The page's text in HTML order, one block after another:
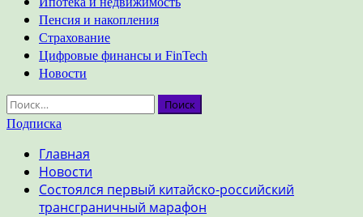
Пенсия и накопления
Страхование
Цифровые финансы и FinTech
Новости
Найти:
Подписка
Главная
Новости
Состоялся первый китайско-российский
трансграничный марафон